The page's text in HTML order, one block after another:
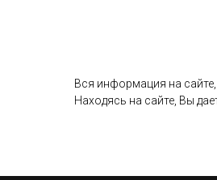
Вся информация на
Находясь на сайте, Вы